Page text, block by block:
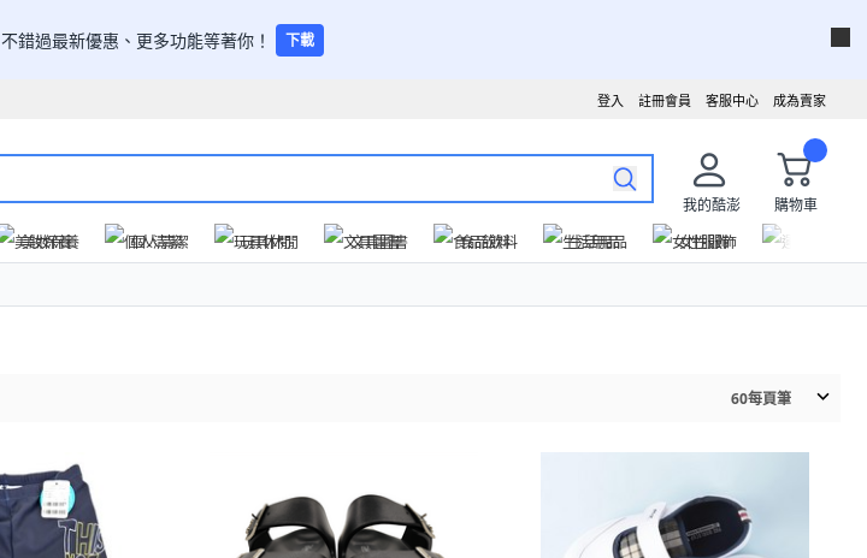
不錯過最新優惠、更多功能等著你！ 下載
成為賣家
客服中心
註冊會員
登入
我的酷澎
購物車
美妝保養 個人清潔 玩具休閒 文具圖書 食品飲料 生活用品 女性服飾
60每頁筆